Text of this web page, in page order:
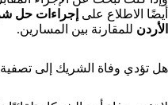
أيضًا الاطلاع على إجراءات حل
الأردن للمقارنة بين المسارين.
هل تؤدي وفاة الشريك إلى